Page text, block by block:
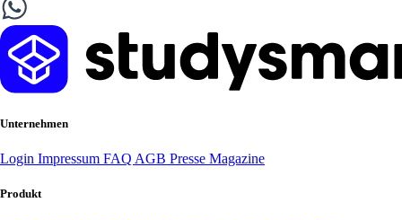
Unternehmen
Login Impressum FAQ AGB Presse Magazine
Produkt